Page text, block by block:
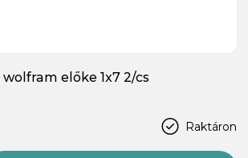
előke 1x7 2/cs
Raktáron